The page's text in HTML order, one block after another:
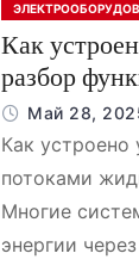
Как
разбор
Май 28,
Как устроено
потоками
Многие
энергии